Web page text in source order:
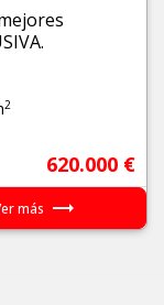
2
620.000 €
más trending_flat